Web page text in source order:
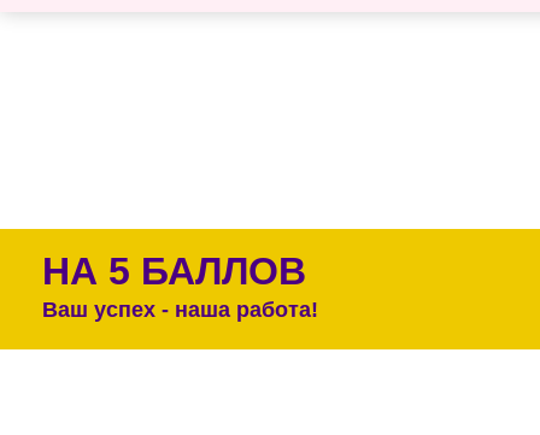
НА 5 БАЛЛОВ
Ваш успех - наша работа!